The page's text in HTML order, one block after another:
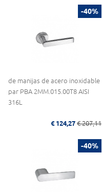
-40%
de manijas de acero inoxidable
par PBA 2MM.015.00T8 AISI
316L
€ 124,27 € 207,11
-40%